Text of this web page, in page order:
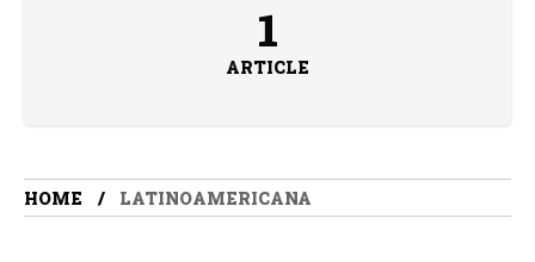
1
ARTICLE
HOME LATINOAMERICANA